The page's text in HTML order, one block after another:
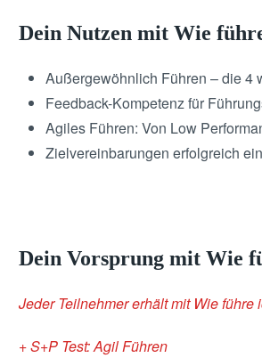
Dein Nutzen mit Wie
Außergewöhnlich Führen – die 4
Feedback-Kompetenz für
Agiles Führen: Von Low
Zielvereinbarungen erfolgreich
Dein Vorsprung mit Wie
Jeder Teilnehmer erhält mit Wie
+ S+P Test: Agil Führen